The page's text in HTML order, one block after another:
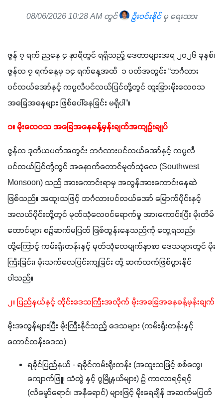
08/06/2026 10:28 AM တွင် ဦးဝင်းနိုင်မှ ရေးသား
ဇွန် ၇ ရက် ညနေ ၄ နာရီတွင် ရရှိသည့် ဒေတာများအရ ၂၀၂၆ ခုနှစ်၊
ဇွန်လ ၇ ရက်နေ့မှ ၁၄ ရက်နေ့အထိ  ၁ ပတ်အတွင်း “ဘင်္ဂလား
ပင်လယ်အော်နှင့် ကပ္ပလီပင်လယ်ပြင်တို့တွင် ထူးခြားမိုးလေဝသ
အခြေအနေများ ဖြစ်ပေါ်နေခြင်း မရှိပါ”။
၁။ မိုးလေဝသ အခြေအနေခန့်မှန်းချက်အကျဉ်းချုပ်
ဇွန်လ ဒုတိယပတ်အတွင်း ဘင်္ဂလားပင်လယ်အော်နှင့် ကပ္ပလီ
ပင်လယ်ပြင်တို့တွင် အနောက်တောင်မုတ်သုံလေ (Southwest
Monsoon) သည် အားကောင်းရာမှ အလွန်အားကောင်းနေဆဲ
ဖြစ်သည်။ အထူးသဖြင့် ဘင်္ဂလားပင်လယ်အော် မြောက်ပိုင်းနှင့်
အလယ်ပိုင်းတို့တွင် မုတ်သုံလေဝင်ရောက်မှု အားကောင်းပြီး မိုးတိမ်
တောင်များ စဉ်ဆက်မပြတ် ဖြစ်ထွန်းနေသည်ကို တွေ့ရသည်။
ထို့ကြောင့် ကမ်းရိုးတန်းနှင့် မုတ်သုံလေမျက်နှာစာ ဒေသများတွင် မိုး
ကြီးခြင်း၊ မိုးသက်လေပြင်းကျခြင်း တို့ ဆက်လက်ဖြစ်ပွားနိုင်
ပါသည်။
၂။ ပြည်နယ်နှင့် တိုင်းဒေသကြီးအလိုက် မိုးအခြေအနေခန့်မှန်းချက်
မိုးအလွန်များပြီး မိုးကြီးနိုင်သည့် ဒေသများ (ကမ်းရိုးတန်းနှင့်
တောင်တန်းဒေသ)
ရခိုင်ပြည်နယ် - ရခိုင်ကမ်းရိုးတန်း (အထူးသဖြင့် စစ်တွေ၊
ကျောက်ဖြူ၊ သံတွဲ နှင့် ဂွမြို့နယ်များ) ၌ ကာလာရင့်ရင့်
(လိမ္မော်ရောင်၊ အနီရောင်) များဖြင့် မိုးရေချိန် အဆက်မပြတ်